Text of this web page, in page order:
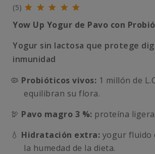
(5)
Yow Up Yogur de Pavo con
Yogur sin lactosa que protege
inmunidad
🦠 Probióticos vivos: 1 millón de
equilibran su flora.
🦃 Pavo magro 3 %: proteína
💧 Hidratación extra: yogur fluido
la humedad de la dieta.